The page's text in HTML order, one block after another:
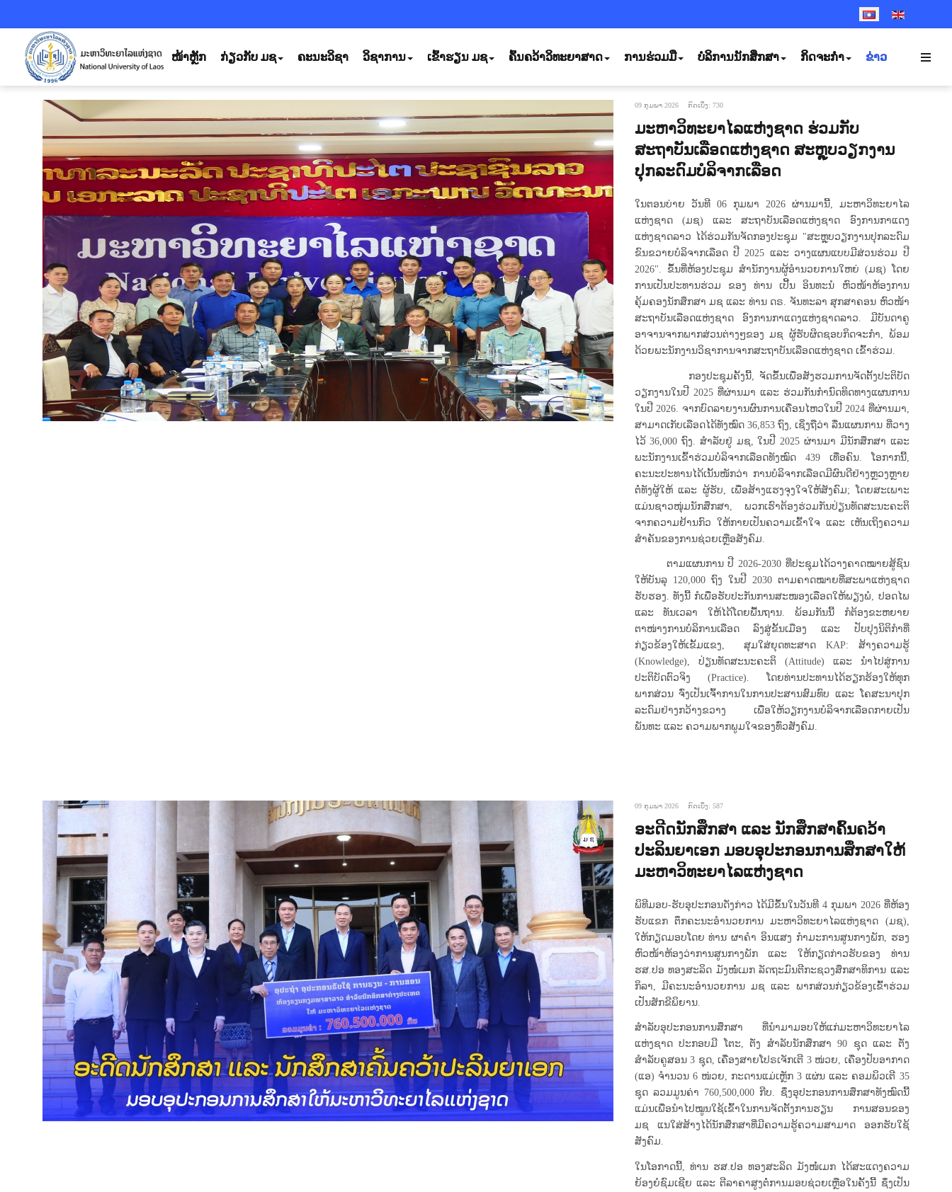
SELECT YOUR
ໜ້າຫຼັກ ກ່ຽວກັບ ມຊ ຄະນະວິຊາ ວິຊາການ ເຂົ້າຮຽນ ມຊ ຄົ້ນຄວ້າວິທະຍາສາດ ການຮ່ວມມື ບໍລິການນັກສຶກສາ ກິດຈະກຳ ຂ່າວ
09 ກຸມພາ 2026 ກົດເບິ່ງ: 730
ມະຫາວິທະຍາໄລແຫ່ງຊາດ ຮ່ວມກັບ
ສະຖາບັນເລືອດແຫ່ງຊາດ ສະຫຼຸບວຽກງານ
ປຸກລະດົມບໍລິຈາກເລືອດ
ໃນຕອນບ່າຍ ວັນທີ 06 ກຸມພາ 2026 ຜ່ານມານີ້, ມະຫາວິທະຍາໄລ
ແຫ່ງຊາດ (ມຊ) ແລະ ສະຖາບັນເລືອດແຫ່ງຊາດ ອົງການກາແດງ
ແຫ່ງຊາດລາວ ໄດ້ຮ່ວມກັນຈັດກອງປະຊຸມ "ສະຫຼຸບວຽກງານປຸກລະດົມ
ຂົນຂວາຍບໍລິຈາກເລືອດ ປີ 2025 ແລະ ວາງແຜນແບບມີສ່ວນຮ່ວມ ປີ
2026". ຂຶ້ນທີ່ຫ້ອງປະຊຸມ ສໍານັກງານຜູ້ອໍານວຍການໃຫຍ່ (ມຊ) ໂດຍ
ການເປັນປະທານຮ່ວມ ຂອງ ທ່ານ ເປີ້ນ ອິນທະນໍ ຫົວໜ້າຫ້ອງການ
ຄຸ້ມຄອງນັກສຶກສາ ມຊ ແລະ ທ່ານ ດຣ. ຈັນທະລາ ສຸກສາຄອນ ຫົວໜ້າ
ສະຖາບັນເລືອດແຫ່ງຊາດ ອົງການກາແດງແຫ່ງຊາດລາວ. ມີບັນດາຄູ
ອາຈານຈາກພາກສ່ວນຕ່າງໆຂອງ ມຊ ຜູ້ຮັບຜິດຊອບກິດຈະກຳ, ພ້ອມ
ດ້ວຍພະນັກງານວິຊາການຈາກສະຖາບັນເລືອດແຫ່ງຊາດ ເຂົ້າຮ່ວມ.
ກອງປະຊຸມຄັ້ງນີ້, ຈັດຂຶ້ນເພື່ອສັງຮວມການຈັດຕັ້ງປະຕິບັດ
ວຽກງານໃນປີ 2025 ທີ່ຜ່ານມາ ແລະ ຮ່ວມກັນກຳນົດທິດທາງແຜນການ
ໃນປີ 2026. ຈາກບົດລາຍງານຜົນການເຄື່ອນໄຫວໃນປີ 2024 ທີ່ຜ່ານມາ,
ສາມາດເກັບເລືອດໄດ້ທັງໝົດ 36,853 ຖົງ, ເຊິ່ງຖືວ່າ ລື່ນແຜນການ ທີ່ວາງ
ໄວ້ 36,000 ຖົງ. ສໍາລັບຢູ່ ມຊ, ໃນປີ 2025 ຜ່ານມາ ມີນັກສຶກສາ ແລະ
ພະນັກງານເຂົ້າຮ່ວມບໍລິຈາກເລືອດທັງໝົດ 439 ເທື່ອຄົນ. ໂອກາກນີ້,
ຄະນະປະທານໄດ້ເນັ້ນໜັກວ່າ ການບໍລິຈາກເລືອດມີຜົນດີຢ່າງຫຼວງຫຼາຍ
ຕໍ່ທັງຜູ້ໃຫ້ ແລະ ຜູ້ຮັບ, ເພື່ອສ້າງແຮງຈຸງໃຈໃຫ້ສັງຄົມ; ໂດຍສະເພາະ
ແມ່ນຊາວໜຸ່ມນັກສຶກສາ, ພວກເຮົາຕ້ອງຮ່ວມກັນປ່ຽນທັດສະນະຄະຕິ
ຈາກຄວາມຢ້ານກົວ ໃຫ້ກາຍເປັນຄວາມເຂົ້າໃຈ ແລະ ເຫັນເຖິງຄວາມ
ສຳຄັນຂອງການຊ່ວຍເຫຼືອສັງຄົມ.
ຕາມແຜນການ ປີ 2026-2030 ທີ່ປະຊຸມໄດ້ວາງຄາດໝາຍສູ້ຊົນ
ໃຫ້ບັນລຸ 120,000 ຖົງ ໃນປີ 2030 ຕາມຄາດໝາຍທີ່ສະພາແຫ່ງຊາດ
ຮັບຮອງ. ທັງນີ້ ກໍເພື່ອຮັບປະກັນການສະໜອງເລືອດໃຫ້ພຽງພໍ, ປອດໄພ
ແລະ ທັນເວລາ ໃຫ້ໄດ້ໂດຍພື້ນຖານ. ພ້ອມກັນນີ້ ກໍຕ້ອງຂະຫຍາຍ
ຕາໜ່າງການບໍລິການເລືອດ ລົງສູ່ຂັ້ນເມືອງ ແລະ ປັບປຸງນິຕິກຳທີ່
ກ່ຽວຂ້ອງໃຫ້ເຂັ້ມແຂງ, ສຸມໃສ່ຍຸດທະສາດ KAP: ສ້າງຄວາມຮູ້
(Knowledge), ປ່ຽນທັດສະນະຄະຕິ (Attitude) ແລະ ນຳໄປສູ່ການ
ປະຕິບັດຕົວຈິງ (Practice). ໂດຍທ່ານປະທານໄດ້ຮຽກຮ້ອງໃຫ້ທຸກ
ພາກສ່ວນ ຈົ່ງເປັນເຈົ້າການໃນການປະສານສົມທົບ ແລະ ໂຄສະນາປຸກ
ລະດົມຢ່າງກວ້າງຂວາງ ເພື່ອໃຫ້ວຽກງານບໍລິຈາກເລືອດກາຍເປັນ
ພັນທະ ແລະ ຄວາມພາກພູມໃຈຂອງທົ່ວສັງຄົມ.
09 ກຸມພາ 2026 ກົດເບິ່ງ: 587
ອະດີດນັກສຶກສາ ແລະ ນັກສຶກສາຄົ້ນຄວ້າ
ປະລິນຍາເອກ ມອບອຸປະກອນການສຶກສາໃຫ້
ມະຫາວິທະຍາໄລແຫ່ງຊາດ
ພິທີມອບ-ຮັບອຸປະກອນດັ່ງກ່າວ ໄດ້ມີຂຶ້ນໃນວັນທີ 4 ກຸມພາ 2026 ທີ່ຫ້ອງ
ຮັບແຂກ ຕຶກຄະນະອຳນວຍການ ມະຫາວິທະຍາໄລແຫ່ງຊາດ (ມຊ),
ໃຫ້ກຽດມອບໂດຍ ທ່ານ ຜາຄຳ ອິນແສງ ກຳມະການສູນກາງພັກ, ຮອງ
ຫົວໜ້າຫ້ອງວ່າການສູນກາງພັກ ແລະ ໃຫ້ກຽດກ່າວຮັບຂອງ ທ່ານ
ຮສ.ປອ ທອງສະລິດ ມັງໜໍ່ເມກ ລັດຖະມົນຕີກະຊວງສຶກສາທິການ ແລະ
ກິລາ, ມີຄະນະອຳນວຍການ ມຊ ແລະ ພາກສ່ວນກ່ຽວຂ້ອງເຂົ້າຮ່ວມ
ເປັນສັກຂີພິຍານ.
ສຳລັບອຸປະກອນການສຶກສາ ທີ່ນຳມາມອບໃຫ້ແກ່ມະຫາວິທະຍາໄລ
ແຫ່ງຊາດ ປະກອບມີ ໂຕະ, ຕັ່ງ ສໍາລັບນັກສຶກສາ 90 ຊຸດ ແລະ ຕັ່ງ
ສຳລັບຄູສອນ 3 ຊຸດ, ເຄື່ອງສາຍໂປຣເຈັກເຕີ 3 ໜ່ວຍ, ເຄື່ອງປັບອາກາດ
(ແອ) ຈຳນວນ 6 ໜ່ວຍ, ກະດານແມ່ເຫຼັກ 3 ແຜ່ນ ແລະ ຄອມພິວເຕີ 35
ຊຸດ ລວມມູນຄ່າ 760,500,000 ກີບ. ຊຶ່ງອຸປະກອນການສຶກສາທັງໝົດນີ້
ແມ່ນເພື່ອນຳໄປໝູນໃຊ້ເຂົ້າໃນການຈັດຕັ້ງການຮຽນ ການສອນຂອງ
ມຊ ແນໃສ່ສ້າງໄດ້ນັກສຶກສາທີ່ມີຄວາມຮູ້ຄວາມສາມາດ ອອກຮັບໃຊ້
ສັງຄົມ.
ໃນໂອກາດນີ້, ທ່ານ ຮສ.ປອ ທອງສະລິດ ມັງໜໍ່ເມກ ໄດ້ສະແດງຄວາມ
ຍ້ອງຍໍຊົມເຊີຍ ແລະ ຕີລາຄາສູງຕໍ່ການມອບຊ່ວຍເຫຼືອໃນຄັ້ງນີ້ ຊຶ່ງເປັນ